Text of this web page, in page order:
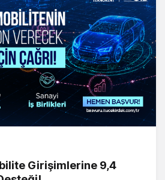
Girişimlerine 9,4